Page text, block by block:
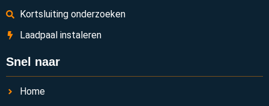
Kortsluiting onderzoeken
Laadpaal instaleren
Snel naar
Home